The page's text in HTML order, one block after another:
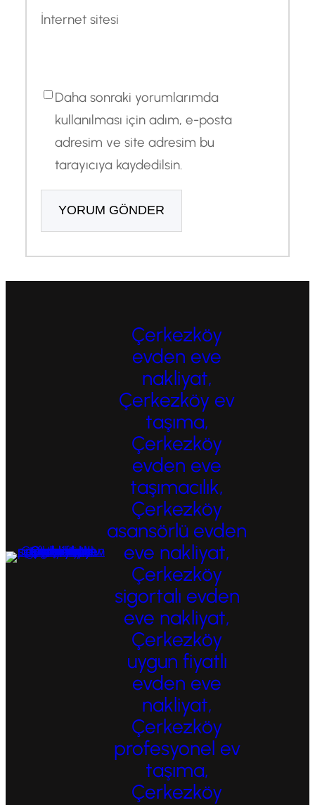
İnternet sitesi
Daha sonraki yorumlarımda
kullanılması için adım, e-posta
adresim ve site adresim bu
tarayıcıya kaydedilsin.
Çerkezköy
evden eve
nakliyat,
Çerkezköy ev
taşıma,
Çerkezköy
evden eve
taşımacılık,
Çerkezköy
asansörlü evden
eve nakliyat,
Çerkezköy
sigortalı evden
eve nakliyat,
Çerkezköy
uygun fiyatlı
evden eve
nakliyat,
Çerkezköy
profesyonel ev
taşıma,
Çerkezköy